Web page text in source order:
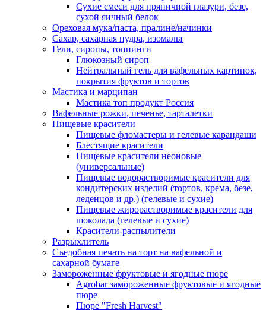
Сухие смеси для пряничной глазури, безе,
сухой яичный белок
Ореховая мука/паста, пралине/начинки
Сахар, сахарная пудра, изомальт
Гели, сиропы, топпинги
Глюкозный сироп
Нейтральный гель для вафельных картинок,
покрытия фруктов и тортов
Мастика и марципан
Мастика топ продукт Россия
Вафельные рожки, печенье, тарталетки
Пищевые красители
Пищевые фломастеры и гелевые карандаши
Блестящие красители
Пищевые красители неоновые
(универсальные)
Пищевые водорастворимые красители для
кондитерских изделий (тортов, крема, безе,
леденцов и др.) (гелевые и сухие)
Пищевые жирорастворимые красители для
шоколада (гелевые и сухие)
Красители-распылители
Разрыхлитель
Съедобная печать на торт на вафельной и
сахарной бумаге
Замороженные фруктовые и ягодные пюре
Agrobar замороженные фруктовые и ягодные
пюре
Пюре "Fresh Harvest"